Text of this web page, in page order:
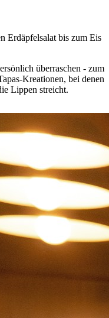
Erdäpfelsalat bis zum Eis
überraschen - zum
Kreationen, bei denen
Lippen streicht.